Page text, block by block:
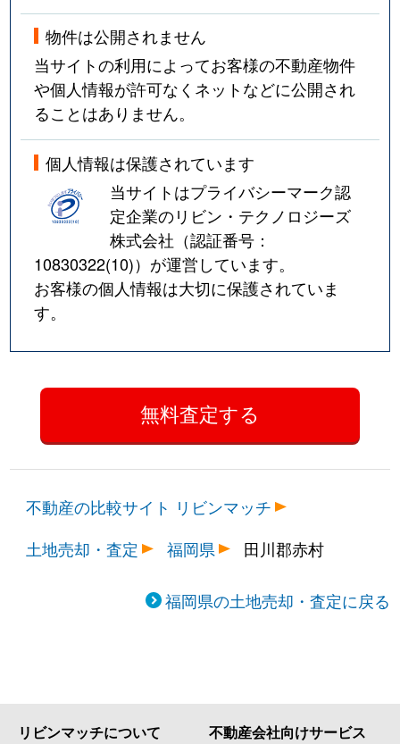
物件は公開されません
当サイトの利用によってお客様の不動産物件
や個人情報が許可なくネットなどに公開され
ることはありません。
個人情報は保護されています
当サイトはプライバシーマーク認
定企業のリビン・テクノロジーズ
株式会社（認証番号：
10830322(10)）が運営しています。
お客様の個人情報は大切に保護されていま
す。
不動産の比較サイト リビンマッチ
土地売却・査定
福岡県 田川郡赤村
福岡県の土地売却・査定に戻る
リビンマッチについて 不動産会社向けサービス